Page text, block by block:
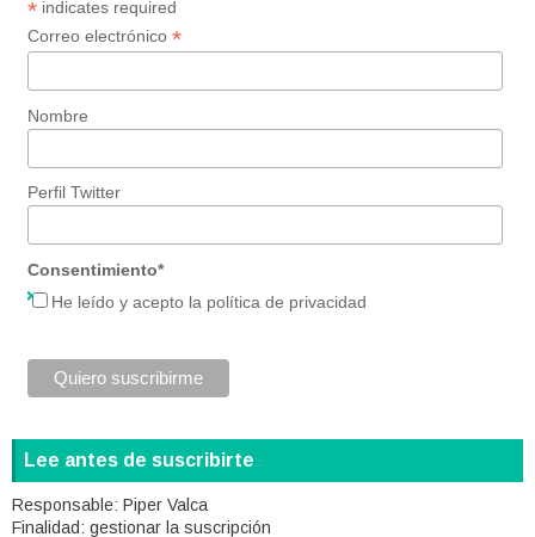
*indicates required
Correo electrónico *
Nombre
Perfil Twitter
Consentimiento*
He leído y acepto la política de privacidad
Lee antes de suscribirte
Responsable: Piper Valca
Finalidad: gestionar la suscripción